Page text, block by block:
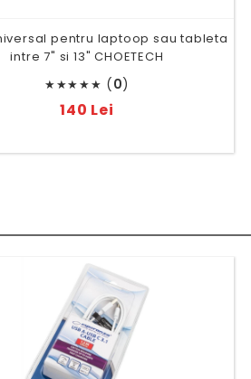
pentru laptoop sau tableta
intre 7" si 13" CHOETECH
★★★★★ (0)
140 Lei